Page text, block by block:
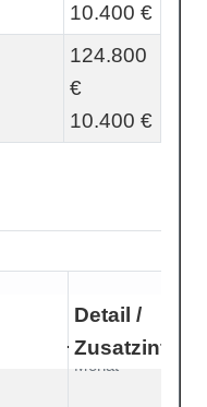
10.400 €
124.800
€
10.400 €
Detail /
Zusatzinfo
Monat